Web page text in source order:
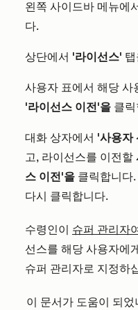
왼쪽 사이드바 메뉴에
다.
상단에서 '라이선스'
사용자 표에서 해당 사
'라이선스 이전'을 클
대화 상자에서 '사용자
고, 라이선스를 이전할
스 이전'을 클릭합니다
다시 클릭합니다.
수령인이 슈퍼 관리자
선스를 해당 사용자에
슈퍼 관리자로 지정하
이 문서가 도움이 되었